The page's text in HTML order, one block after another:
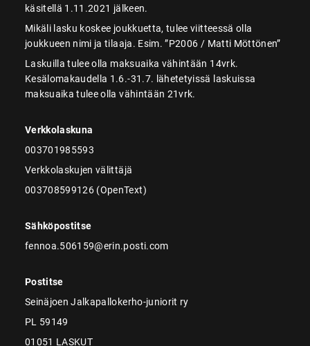
käsitellä 1.11.2021 jälkeen.
Mikäli lasku koskee joukkuetta, tulee viitteessä olla
joukkueen nimi ja tilaaja. Esim. ”P2006 / Matti Möttönen”
Laskuilla tulee olla maksuaika vähintään 14vrk.
Kesälomakaudella 1.6.-31.7. lähetetyissä laskuissa
maksuaika tulee olla vähintään 21vrk.
Verkkolaskuna
003701985593
Verkkolaskujen välittäjä
003708599126 (OpenText)
Sähköpostitse
fennoa.506159@erin.posti.com
Postitse
Seinäjoen Jalkapallokerho-juniorit ry
PL 59149
01051 LASKUT